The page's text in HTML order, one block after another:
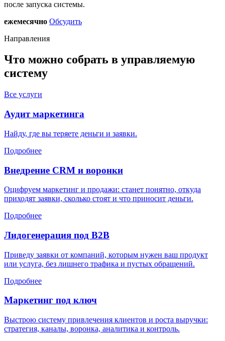
после запуска системы.
ежемесячно Обсудить
Направления
Что можно собрать в управляемую
систему
Все услуги
Аудит маркетинга
Найду, где вы теряете деньги и заявки.
Подробнее
Внедрение CRM и воронки
Оцифруем маркетинг и продажи: станет понятно, откуда
приходят заявки, сколько стоят и что приносит деньги.
Подробнее
Лидогенерация под B2B
Приведу заявки от компаний, которым нужен ваш продукт
или услуга, без лишнего трафика и пустых обращений.
Подробнее
Маркетинг под ключ
Выстрою систему привлечения клиентов и роста выручки:
стратегия, каналы, воронка, аналитика и контроль.